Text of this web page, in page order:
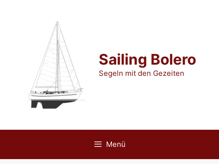
Sailing Bolero
Segeln mit den Gezeiten
Menü